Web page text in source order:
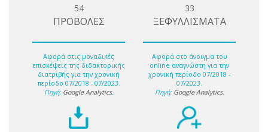
54
ΠΡΟΒΟΛΕΣ
Αφορά στις μοναδικές
επισκέψεις της διδακτορικής
διατριβής για την χρονική
περίοδο 07/2018 - 07/2023.
Πηγή: Google Analytics.
33
ΞΕΦΥΛΛΙΣΜΑΤΑ
Αφορά στο άνοιγμα του
online αναγνώστη για την
χρονική περίοδο 07/2018 -
07/2023.
Πηγή: Google Analytics.